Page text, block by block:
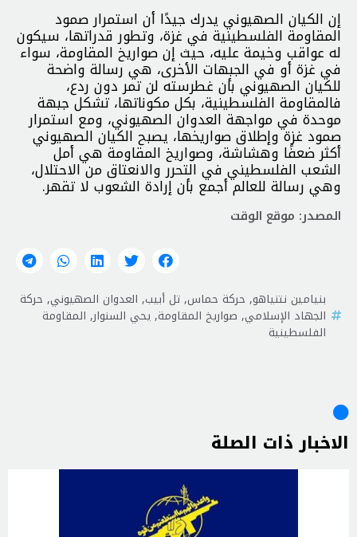
إن الكيان الصهيوني يدرك جيدًا أن استمرار صمود
المقاومة الفلسطينية في غزة، وتطور قدراتها، سيكون
له عواقب وخيمة عليه، حيث إن صواريخ المقاومة، سواء
في غزة أو في الجبهات الأخرى، هي رسالة واضحة
للكيان الصهيوني بأن غطرسته لن تمر دون ردع،
فالمقاومة الفلسطينية، بكل مكوناتها، تشكل جبهة
موحدة في مواجهة العدوان الصهيوني، ومع استمرار
صمود غزة وإطلاق صواريخها، يصبح الكيان الصهيوني
أكثر ضعفًا وهشاشة، وصواريخ المقاومة هي أمل
الشعب الفلسطيني في التحرر والانعتاق من الاحتلال،
وهي رسالة للعالم أجمع بأن إرادة الشعوب لا تقهر.
المصدر: موقع الوقت
بنيامين نتنياهو, حركة حماس,تل أبيب, العدوان الصهيوني, حركة
الجهاد الإسلامي, صواريخ المقاومة,يحي السنوار, المقاومة
الفلسطينية
الاخبار ذات الصلة